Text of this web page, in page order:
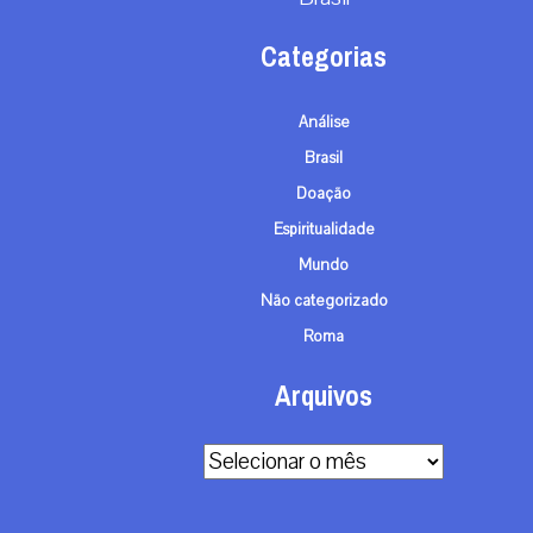
Categorias
Análise
Brasil
Doação
Espiritualidade
Mundo
Não categorizado
Roma
Arquivos
Arquivos